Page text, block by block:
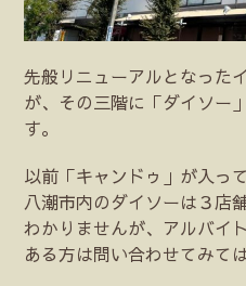
先般リニューアルとなった
が、その三階に「ダイソー
す。
以前「キャンドゥ」が入っ
八潮市内のダイソーは３店
わかりませんが、アルバイ
ある方は問い合わせてみては